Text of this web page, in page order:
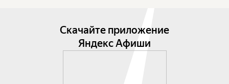
Скачайте приложение
Яндекс Афиши